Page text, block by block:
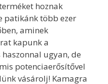
hoznak
patikánk több ezer
aminek
kapunk a
ugyan, de
potenciaerősítővel
vásárolj! Kamagra